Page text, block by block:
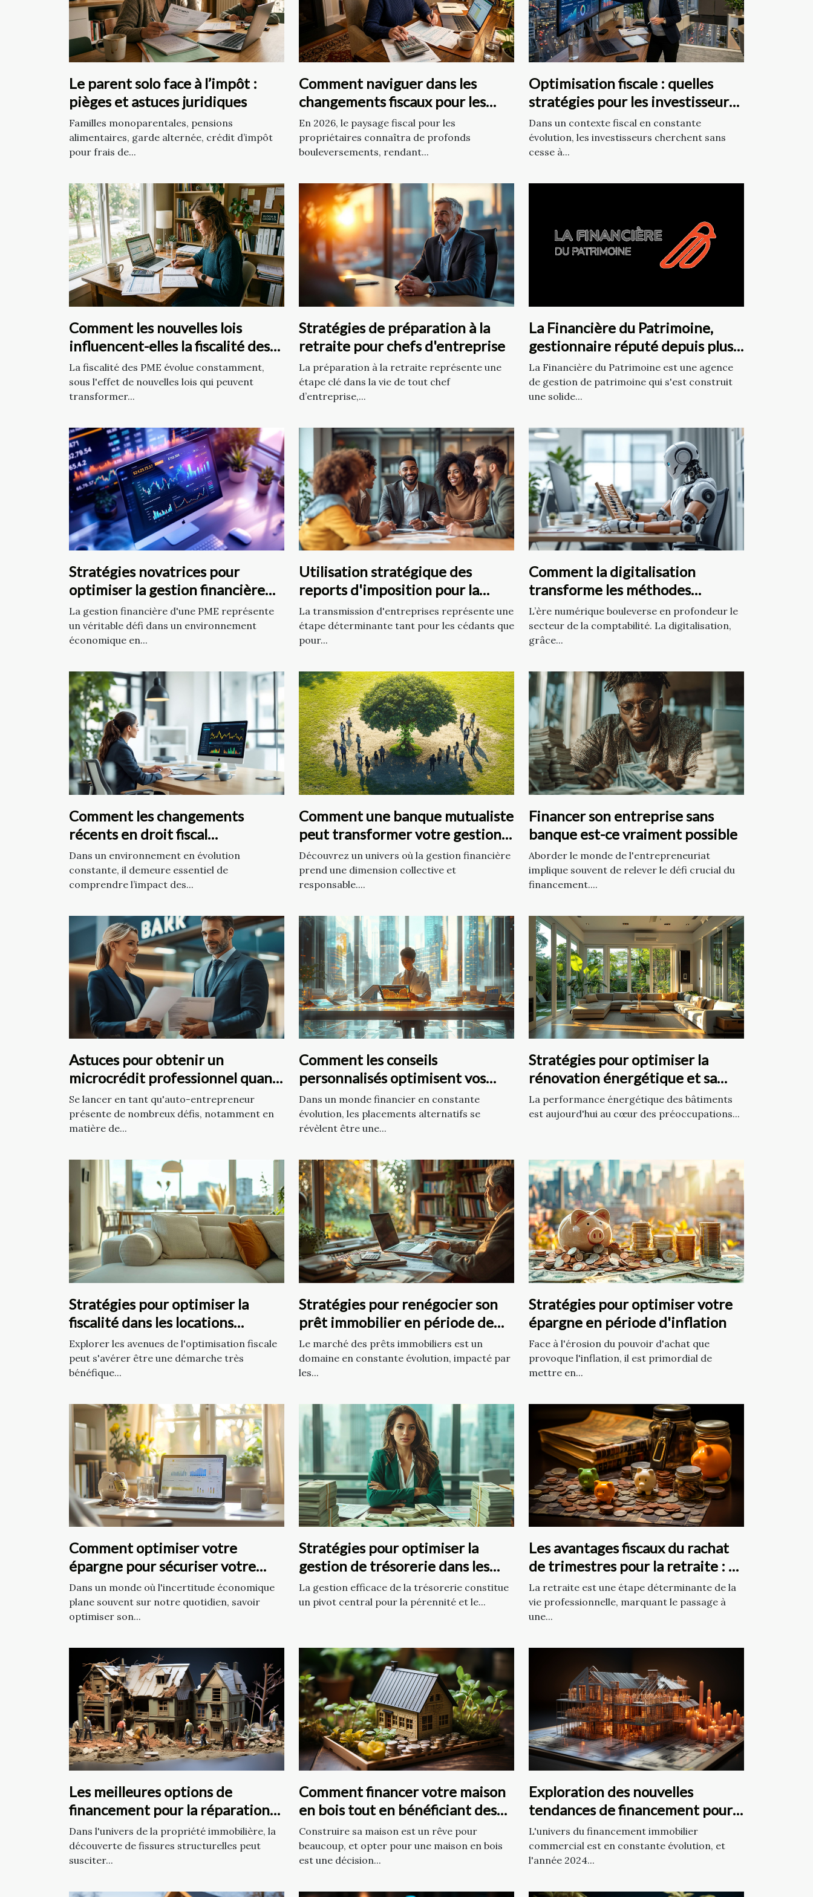
Le parent solo face à l’impôt :
pièges et astuces juridiques
Familles monoparentales, pensions
alimentaires, garde alternée, crédit d’impôt
pour frais de...
Comment naviguer dans les
changements fiscaux pour les
propriétaires en 2026 ?
En 2026, le paysage fiscal pour les
propriétaires connaîtra de profonds
bouleversements, rendant...
Optimisation fiscale : quelles
stratégies pour les investisseurs
en 2026 ?
Dans un contexte fiscal en constante
évolution, les investisseurs cherchent sans
cesse à...
Comment les nouvelles lois
influencent-elles la fiscalité des
PME ?
La fiscalité des PME évolue constamment,
sous l'effet de nouvelles lois qui peuvent
transformer...
Stratégies de préparation à la
retraite pour chefs d'entreprise
La préparation à la retraite représente une
étape clé dans la vie de tout chef
d’entreprise,...
La Financière du Patrimoine,
gestionnaire réputé depuis plus
de 20 ans à Paris !
La Financière du Patrimoine est une agence
de gestion de patrimoine qui s'est construit
une solide...
Stratégies novatrices pour
optimiser la gestion financière
d'une PME
La gestion financière d'une PME représente
un véritable défi dans un environnement
économique en...
Utilisation stratégique des
reports d'imposition pour la
transmission d'entreprises
La transmission d'entreprises représente une
étape déterminante tant pour les cédants que
pour...
Comment la digitalisation
transforme les méthodes
comptables traditionnelles ?
L’ère numérique bouleverse en profondeur le
secteur de la comptabilité. La digitalisation,
grâce...
Comment les changements
récents en droit fiscal
influencent-ils les PME ?
Dans un environnement en évolution
constante, il demeure essentiel de
comprendre l’impact des...
Comment une banque mutualiste
peut transformer votre gestion
financière ?
Découvrez un univers où la gestion financière
prend une dimension collective et
responsable....
Financer son entreprise sans
banque est-ce vraiment possible
Aborder le monde de l'entrepreneuriat
implique souvent de relever le défi crucial du
financement....
Astuces pour obtenir un
microcrédit professionnel quand
on est auto-entrepreneur
Se lancer en tant qu'auto-entrepreneur
présente de nombreux défis, notamment en
matière de...
Comment les conseils
personnalisés optimisent vos
investissements dans les
placements alternatifs
Dans un monde financier en constante
évolution, les placements alternatifs se
révèlent être une...
Stratégies pour optimiser la
rénovation énergétique et sa
rentabilité
La performance énergétique des bâtiments
est aujourd'hui au cœur des préoccupations...
Stratégies pour optimiser la
fiscalité dans les locations
meublées
Explorer les avenues de l'optimisation fiscale
peut s'avérer être une démarche très
bénéfique...
Stratégies pour renégocier son
prêt immobilier en période de
taux fluctuants
Le marché des prêts immobiliers est un
domaine en constante évolution, impacté par
les...
Stratégies pour optimiser votre
épargne en période d'inflation
Face à l'érosion du pouvoir d'achat que
provoque l'inflation, il est primordial de
mettre en...
Comment optimiser votre
épargne pour sécuriser votre
avenir financier
Dans un monde où l'incertitude économique
plane souvent sur notre quotidien, savoir
optimiser son...
Stratégies pour optimiser la
gestion de trésorerie dans les
PME
La gestion efficace de la trésorerie constitue
un pivot central pour la pérennité et le...
Les avantages fiscaux du rachat
de trimestres pour la retraite : ce
que vous devez savoir
La retraite est une étape déterminante de la
vie professionnelle, marquant le passage à
une...
Les meilleures options de
financement pour la réparation
de fissures structurelles
Dans l'univers de la propriété immobilière, la
découverte de fissures structurelles peut
susciter...
Comment financer votre maison
en bois tout en bénéficiant des
avantages écologiques et
économiques ?
Construire sa maison est un rêve pour
beaucoup, et opter pour une maison en bois
est une décision...
Exploration des nouvelles
tendances de financement pour
les projets immobiliers
commerciaux en 2024
L'univers du financement immobilier
commercial est en constante évolution, et
l'année 2024...